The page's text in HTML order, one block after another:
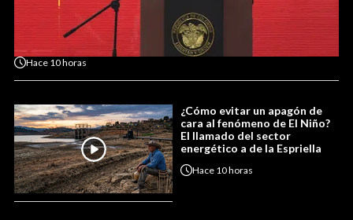
Hace 10 horas
¿Cómo evitar un apagón de
cara al fenómeno de El Niño?
El llamado del sector
energético a de la Espriella
Hace 10 horas